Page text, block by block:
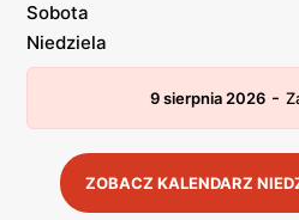
Sobota
Niedziela
9 sierpnia 2026 -
ZOBACZ KALENDARZ